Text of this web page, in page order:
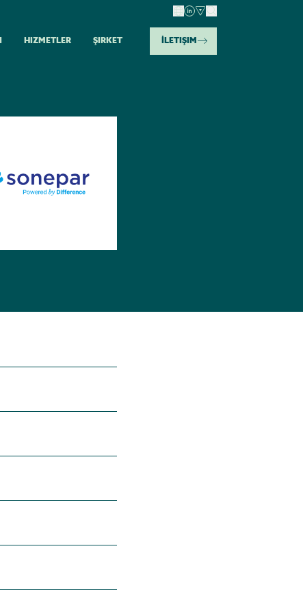
HIZMETLER ŞIRKET İLETIŞIM